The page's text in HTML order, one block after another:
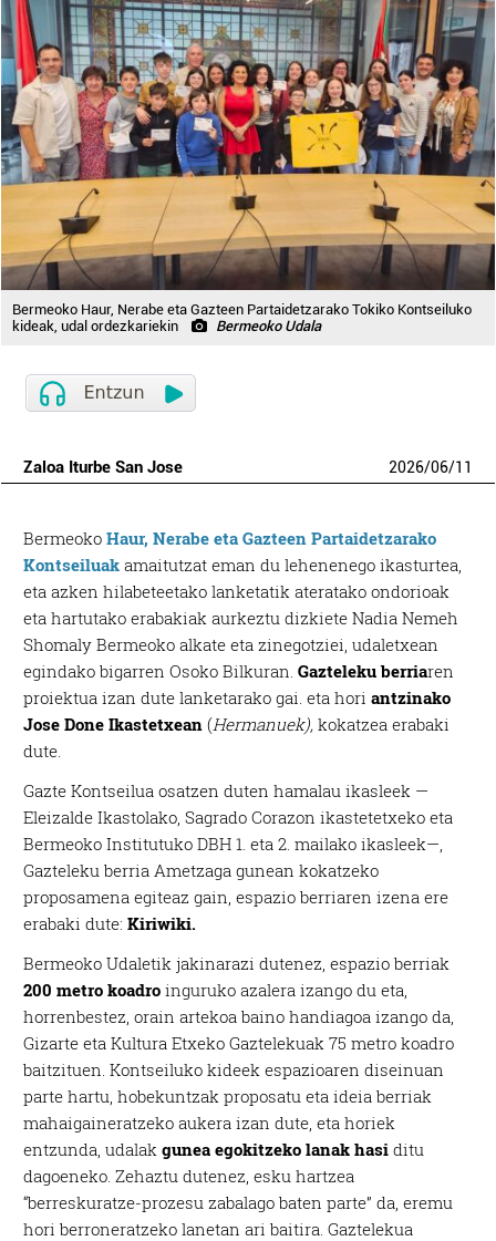
Bermeoko Haur, Nerabe eta Gazteen Partaidetzarako Tokiko Kontseiluko
kideak, udal ordezkariekin
Bermeoko Udala
Zaloa Iturbe San Jose 2026/06/11
Bermeoko Haur, Nerabe eta Gazteen Partaidetzarako
Kontseiluak amaitutzat eman du lehenenego ikasturtea,
eta azken hilabeteetako lanketatik ateratako ondorioak
eta hartutako erabakiak aurkeztu dizkiete Nadia Nemeh
Shomaly Bermeoko alkate eta zinegotziei, udaletxean
egindako bigarren Osoko Bilkuran.Gazteleku berriaren
proiektua izan dute lanketarako gai. eta horiantzinako
Jose Done Ikastetxean (Hermanuek),kokatzea erabaki
dute.
Gazte Kontseilua osatzen duten hamalau ikasleek —
Eleizalde Ikastolako, Sagrado Corazon ikastetetxeko eta
Bermeoko Institutuko DBH 1. eta 2. mailako ikasleek—,
Gazteleku berria Ametzaga gunean kokatzeko
proposamena egiteaz gain, espazio berriaren izena ere
erabaki dute:Kiriwiki.
Bermeoko Udaletik jakinarazi dutenez, espazio berriak
200 metro koadro inguruko azalera izango du eta,
horrenbestez, orain artekoa baino handiagoa izango da,
Gizarte eta Kultura Etxeko Gaztelekuak 75 metro koadro
baitzituen. Kontseiluko kideek espazioaren diseinuan
parte hartu, hobekuntzak proposatu eta ideia berriak
mahaigaineratzeko aukera izan dute, eta horiek
entzunda, udalakgunea egokitzeko lanak hasi ditu
dagoeneko. Zehaztu dutenez, esku hartzea
“berreskuratze-prozesu zabalago baten parte” da, eremu
hori berroneratzeko lanetan ari baitira. Gaztelekua